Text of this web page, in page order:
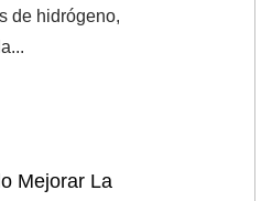
de hidrógeno,
Mejorar La